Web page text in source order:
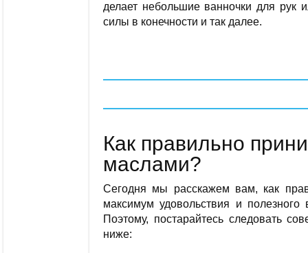
делает небольшие ванночки для рук
силы в конечности и так далее.
Как правильно
маслами?
Сегодня мы расскажем вам, как
максимум удовольствия и
Поэтому, постарайтесь следовать
ниже: